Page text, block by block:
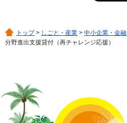
トップ> しごと・産業 > 中小企業・金融
分野進出支援貸付（再チャレンジ応援）